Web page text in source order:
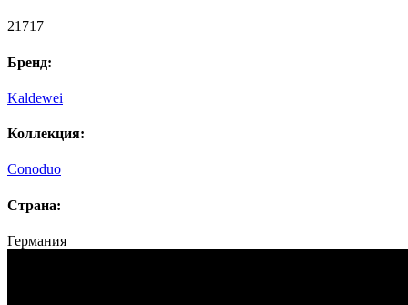
21717
Бренд:
Kaldewei
Коллекция:
Conoduo
Страна:
Германия